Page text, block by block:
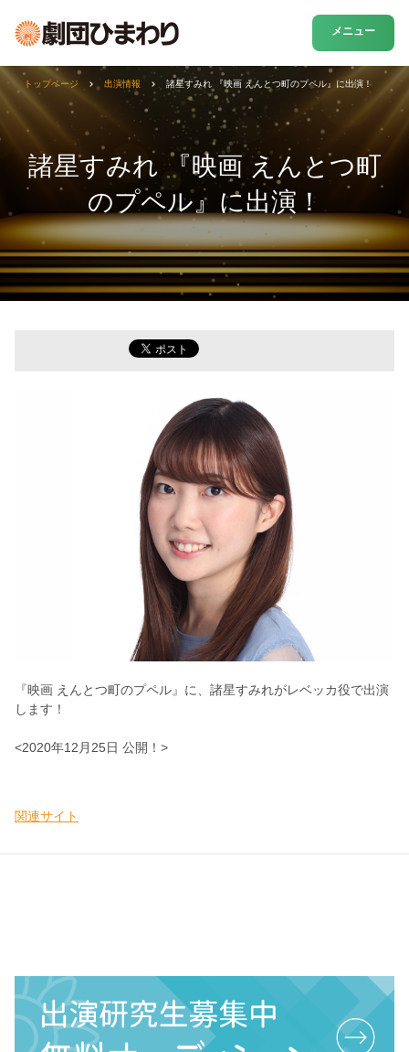
メニュー
諸星すみれ 『映画 えんとつ町
のプペル』に出演！
トップページ 出演情報 諸星すみれ 『映画 えんとつ町のプペル』に出演！
『映画 えんとつ町のプペル』に、諸星すみれがレベッカ役で出演
します！
<2020年12月25日 公開！>
関連サイト